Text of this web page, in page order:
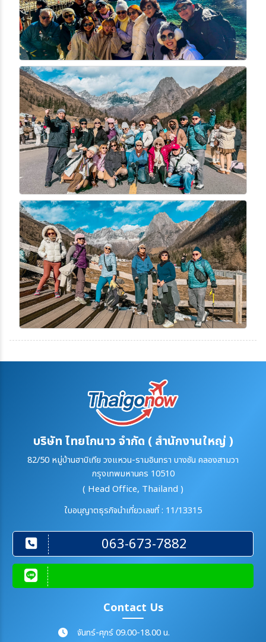
บริษัท ไทยโกนาว จำกัด ( สำนักงานใหญ่ )
82/50 หมู่บ้านฮาบิเทีย วงแหวน-รามอินทรา บางชัน คลองสามวา
กรุงเทพมหานคร 10510
( Head Office, Thailand )
ใบอนุญาตธุรกิจนำเที่ยวเลขที่ : 11/13315
063-673-7882
Contact Us
จันทร์-ศุกร์ 09.00-18.00 น.